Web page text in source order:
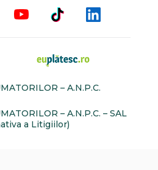
– A.N.P.C.
– A.N.P.C. – SAL
a Litigiilor)